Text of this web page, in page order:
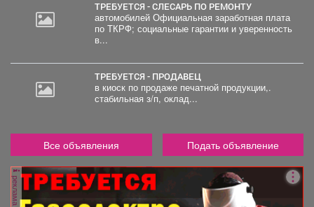
ТРЕБУЕТСЯ - СЛЕСАРЬ ПО РЕМОНТУ
автомобилей Официальная заработная плата
по ТКРФ; социальные гарантии и уверенность
в...
ТРЕБУЕТСЯ - ПРОДАВЕЦ
в киоск по продаже печатной продукции,.
стабильная з/п, оклад...
Все объявления Подать объявление
реклама